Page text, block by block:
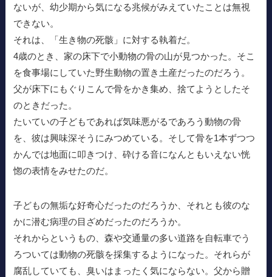
ないが、幼少期から気になる兆候がみえていたことは無視
できない。
それは、「生き物の死骸」に対する執着だ。
4歳のとき、家の床下で小動物の骨の山が見つかった。そこ
を食事場にしていた野生動物の置き土産だったのだろう。
父が床下にもぐりこんで骨をかき集め、捨てようとしたそ
のときだった。
たいていの子どもであれば気味悪がるであろう動物の骨
を、彼は興味深そうにみつめている。そして骨を1本ずつつ
かんでは地面に叩きつけ、砕ける音になんともいえない恍
惚の表情をみせたのだ。
子どもの無垢な好奇心だったのだろうか、それとも彼のな
かに潜む病理の目ざめだったのだろうか。
それからというもの、森や交通量の多い道路を自転車でう
ろついては動物の死骸を採集するようになった。それらが
腐乱していても、臭いはまったく気にならない。父から贈